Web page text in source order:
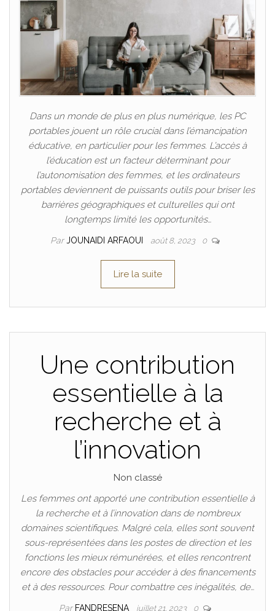
Dans un monde de plus en plus numérique, les PC
portables jouent un rôle crucial dans l’émancipation
éducative, en particulier pour les femmes. L’accès à
l’éducation est un facteur déterminant pour
l’autonomisation des femmes, et les ordinateurs
portables deviennent de puissants outils pour briser les
barrières géographiques et culturelles qui ont
longtemps limité les opportunités…
ParJOUNAIDI ARFAOUI août 8, 2023 0
Lire la suite
Une contribution
essentielle à la
recherche et à
l’innovation
Non classé
Les femmes ont apporté une contribution essentielle à
la recherche et à l’innovation dans de nombreux
domaines scientifiques. Malgré cela, elles sont souvent
sous-représentées dans les postes de direction et les
fonctions les mieux rémunérées, et elles rencontrent
encore des obstacles pour accéder à des financements
et à des ressources. Pour combattre ces inégalités, de…
Par FANDRESENA juillet 21, 2023 0